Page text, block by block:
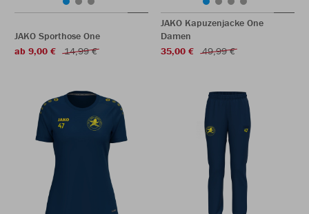
JAKO Sporthose One
ab 9,00 €
14,99 €
JAKO Kapuzenjacke One
Damen
35,00 €
49,99 €